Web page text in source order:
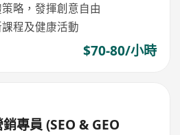
略，發揮創意自由
程及健康活動
$70-80/小時
專員 (SEO & GEO